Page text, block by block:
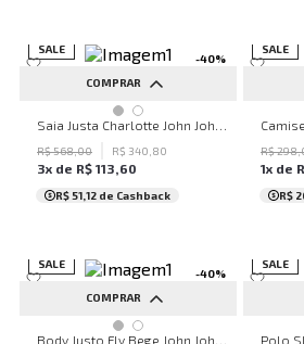
SALE
-40%
COMPRAR
P M G
R$568,00 R$ 340 80
3x de R$ 113 60
R$ 51,12 de Cashback
SALE
R$298,
1x de
R$
SALE
-40%
COMPRAR
PP P M
SALE
PP